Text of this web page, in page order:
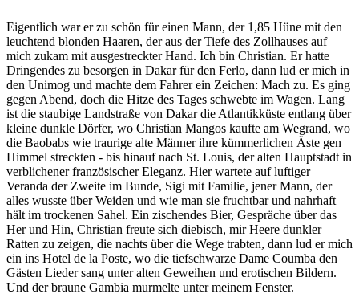
Eigentlich war er zu schön für einen Mann, der 1,85 Hüne mit den
leuchtend blonden Haaren, der aus der Tiefe des Zollhauses auf
mich zukam mit ausgestreckter Hand. Ich bin Christian. Er hatte
Dringendes zu besorgen in Dakar für den Ferlo, dann lud er mich in
den Unimog und machte dem Fahrer ein Zeichen: Mach zu. Es ging
gegen Abend, doch die Hitze des Tages schwebte im Wagen. Lang
ist die staubige Landstraße von Dakar die Atlantikküste entlang über
kleine dunkle Dörfer, wo Christian Mangos kaufte am Wegrand, wo
die Baobabs wie traurige alte Männer ihre kümmerlichen Äste gen
Himmel streckten - bis hinauf nach St. Louis, der alten Hauptstadt in
verblichener französischer Eleganz. Hier wartete auf luftiger
Veranda der Zweite im Bunde, Sigi mit Familie, jener Mann, der
alles wusste über Weiden und wie man sie fruchtbar und nahrhaft
hält im trockenen Sahel. Ein zischendes Bier, Gespräche über das
Her und Hin, Christian freute sich diebisch, mir Heere dunkler
Ratten zu zeigen, die nachts über die Wege trabten, dann lud er mich
ein ins Hotel de la Poste, wo die tiefschwarze Dame Coumba den
Gästen Lieder sang unter alten Geweihen und erotischen Bildern.
Und der braune Gambia murmelte unter meinem Fenster.